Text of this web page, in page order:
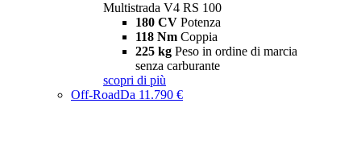
Multistrada V4 RS 100
180 CV Potenza
118 Nm Coppia
225 kg Peso in ordine di marcia
senza carburante
scopri di più
Off-RoadDa 11.790 €